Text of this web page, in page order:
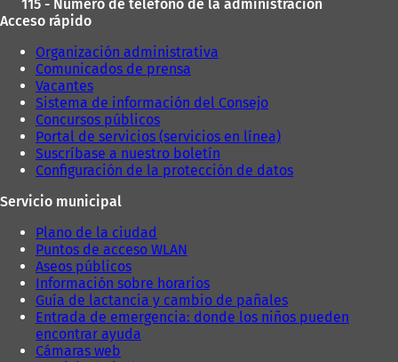
115 - Número de teléfono de la administración
Acceso rápido
Organización administrativa
Comunicados de prensa
Vacantes
Sistema de información del Consejo
Concursos públicos
Portal de servicios (servicios en línea)
Suscríbase a nuestro boletín
Configuración de la protección de datos
Servicio municipal
Plano de la ciudad
Puntos de acceso WLAN
Aseos públicos
Información sobre horarios
Guía de lactancia y cambio de pañales
Entrada de emergencia: donde los niños pueden
encontrar ayuda
Cámaras web